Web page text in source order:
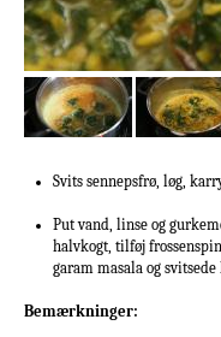
Svits sennepsfrø, løg,
Put vand, linse og
halvkogt, tilføj
garam masala og
Bemærkninger: